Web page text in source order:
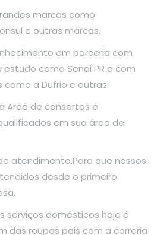
marcas como
e outras marcas.
em parceria com
como Senai PR e com
como a Dufrio e outras.
Areá de consertos e
em sua área de
atendimento.Para que nossos
desde o primeiro
serviços domésticos hoje é
das roupas pois com a correria